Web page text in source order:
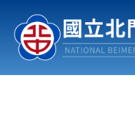
認識北中